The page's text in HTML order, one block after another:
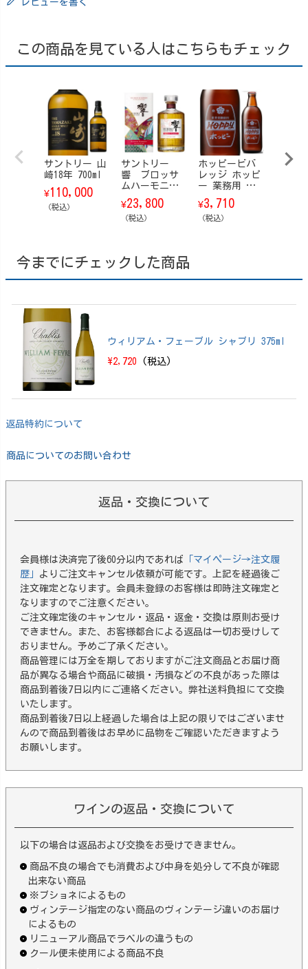
レビューを書く
この商品を見ている人はこちらもチェック
サントリー 山
崎18年 700ml
¥110,000
（税込）
サントリー
響 ブロッサ
ムハーモニー
【箱付】 202
6 700ml
¥23,800
（税込）
ホッピービバ
レッジ ホッピ
ー 業務用 瓶
360ml 20本/ケ
ース
¥3,710
（税込）
【訳
今までにチェックした商品
ウィリアム・フェーブル シャブリ 375ml
\2,720 (税込)
返品特約について
商品についてのお問い合わせ
返品・交換について
会員様は決済完了後60分以内であれば 「マイページ→注文履
歴」 よりご注文キャンセル依頼が可能です。上記を経過後ご
注文確定となります。会員未登録のお客様は即時注文確定と
なりますのでご注意ください。
ご注文確定後のキャンセル・返品・返金・交換は原則お受け
できません。また、お客様都合による返品は一切お受けして
おりません。予めご了承ください。
商品管理には万全を期しておりますがご注文商品とお届け商
品が異なる場合や商品に破損・汚損などの不良があった際は
商品到着後7日以内にご連絡ください。弊社送料負担にて交換
いたします。
商品到着後7日以上経過した場合は上記の限りではございませ
んので商品到着後はお早めに品物をご確認いただきますよう
お願いします。
ワインの返品・交換について
以下の場合は返品および交換をお受けできません。
商品不良の場合でも消費および中身を処分して不良が確認
出来ない商品
※ブショネによるもの
ヴィンテージ指定のない商品のヴィンテージ違いのお届け
によるもの
リニューアル商品でラベルの違うもの
クール便未使用による商品不良